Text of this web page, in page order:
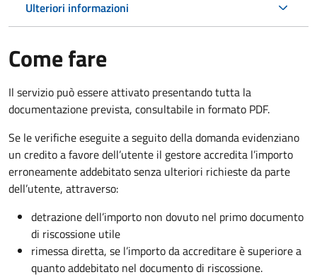
Ulteriori informazioni
Come fare
Il servizio può essere attivato presentando tutta la
documentazione prevista, consultabile in formato PDF.
Se le verifiche eseguite a seguito della domanda evidenziano
un credito a favore dell’utente il gestore accredita l’importo
erroneamente addebitato senza ulteriori richieste da parte
dell’utente, attraverso:
detrazione dell’importo non dovuto nel primo documento
di riscossione utile
rimessa diretta, se l’importo da accreditare è superiore a
quanto addebitato nel documento di riscossione.